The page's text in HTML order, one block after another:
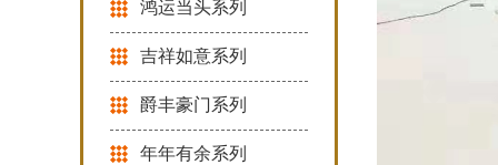
鸿运当头系列
吉祥如意系列
爵丰豪门系列
年年有余系列